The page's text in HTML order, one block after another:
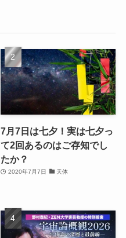
7月7日は七夕！実は七夕っ
て2回あるのはご存知でし
たか？
2020年7月7日 天体